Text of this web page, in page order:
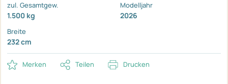
zul. Gesamtgew.
1.500 kg
Modelljahr
2026
Breite
232 cm
Merken Teilen Drucken